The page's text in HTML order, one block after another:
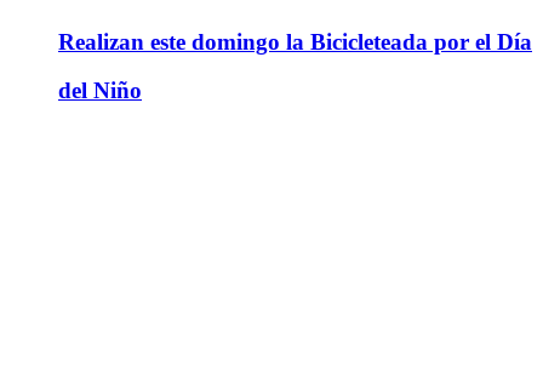
Realizan este domingo la Bicicleteada por el Día
del Niño